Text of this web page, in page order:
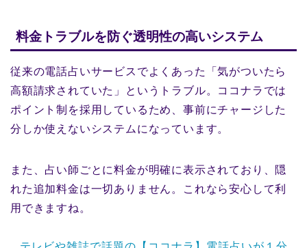
料金トラブルを防ぐ透明性の高いシステム
従来の電話占いサービスでよくあった「気がついたら
高額請求されていた」というトラブル。ココナラでは
ポイント制を採用しているため、事前にチャージした
分しか使えないシステムになっています。
また、占い師ごとに料金が明確に表示されており、隠
れた追加料金は一切ありません。これなら安心して利
用できますね。